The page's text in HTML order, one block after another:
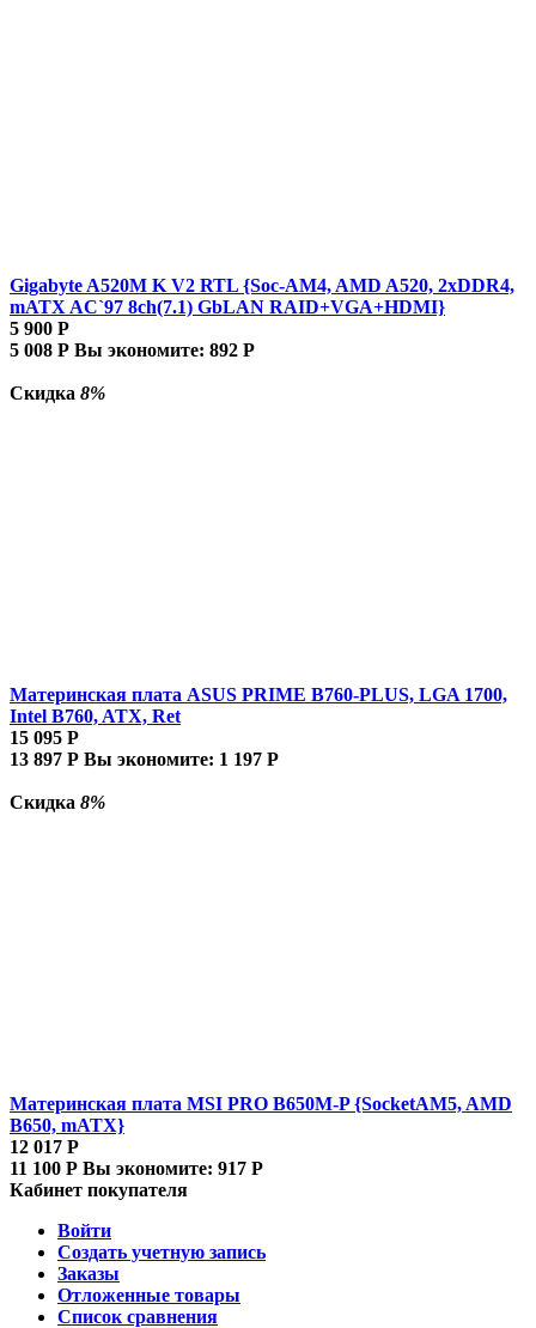
Gigabyte A520M K V2 RTL {Soc-AM4, AMD A520, 2xDDR4,
mATX AC`97 8ch(7.1) GbLAN RAID+VGA+HDMI}
5 900 Р
5 008 Р Вы экономите: 892 Р
Скидка 8%
Материнская плата ASUS PRIME B760-PLUS, LGA 1700,
Intel B760, ATX, Ret
15 095 Р
13 897 Р Вы экономите: 1 197 Р
Скидка 8%
Материнская плата MSI PRO B650M-P {SocketAM5, AMD
B650, mATX}
12 017 Р
11 100 Р Вы экономите: 917 Р
Кабинет покупателя
Войти
Создать учетную запись
Заказы
Отложенные товары
Список сравнения